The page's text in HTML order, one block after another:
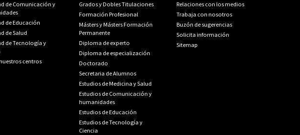
de Comunicación y
de Educación
de Salud
de Tecnología y
centros
Grados y Dobles Titulaciones
Formación Profesional
Másters y Másters Formación
Permanente
Diploma de experto
Diploma de especialización
Doctorado
Secretaria de Alumnos
Estudios de Medicina y Salud
Estudios de Comunicación y
humanidades
Estudios de Educación
Estudios de Tecnología y
Ciencia
Relaciones con los medios
Trabaja con nosotros
Buzón de sugerencias
Solicita información
Sitemap